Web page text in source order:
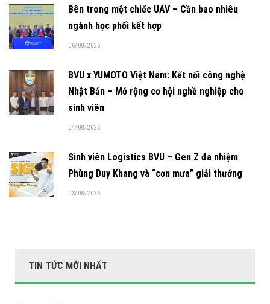
Bên trong một chiếc UAV – Cần bao nhiêu
ngành học phối kết hợp
06/08/2026
BVU x YUMOTO Việt Nam: Kết nối công nghệ
Nhật Bản – Mở rộng cơ hội nghề nghiệp cho
sinh viên
04/08/2026
Sinh viên Logistics BVU – Gen Z đa nhiệm
Phùng Duy Khang và “cơn mưa” giải thưởng
03/08/2026
TIN TỨC MỚI NHẤT